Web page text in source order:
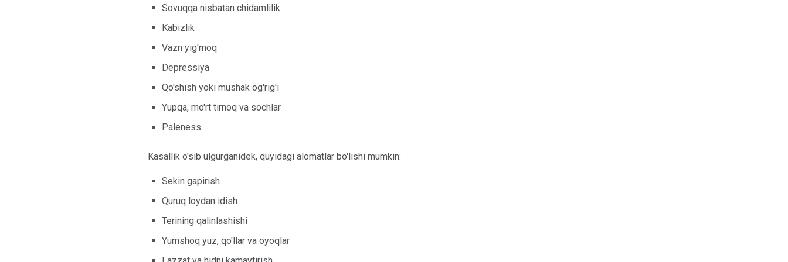
Sovuqqa nisbatan chidamlilik
Kabızlık
Vazn yig'moq
Depressiya
Qo'shish yoki mushak og'rig'i
Yupqa, mo'rt tirnoq va sochlar
Paleness
Kasallik o'sib ulgurganidek, quyidagi alomatlar bo'lishi mumkin:
Sekin gapirish
Quruq loydan idish
Terining qalinlashishi
Yumshoq yuz, qo'llar va oyoqlar